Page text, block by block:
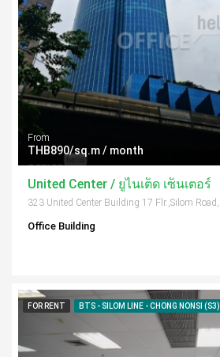
From
THB890/sq.m / month
United Center / ยูไนเต็ด เซ็นเตอร์
Office Building
FOR RENT BTS - SILOM LINE - CHONG NONSI (S3)